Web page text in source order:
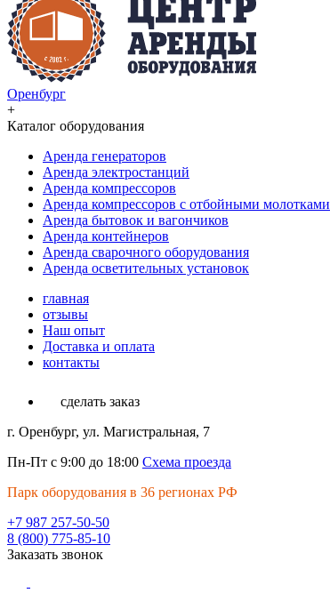
Оренбург
+
Каталог оборудования
Аренда генераторов
Аренда электростанций
Аренда компрессоров
Аренда компрессоров с отбойными молотками
Аренда бытовок и вагончиков
Аренда контейнеров
Аренда сварочного оборудования
Аренда осветительных установок
главная
отзывы
Наш опыт
Доставка и оплата
контакты
сделать заказ
г. Оренбург, ул. Магистральная, 7
Пн-Пт с 9:00 до 18:00 Схема проезда
Парк оборудования в 36 регионах РФ
+7 987 257-50-50
8 (800) 775-85-10
Заказать звонок